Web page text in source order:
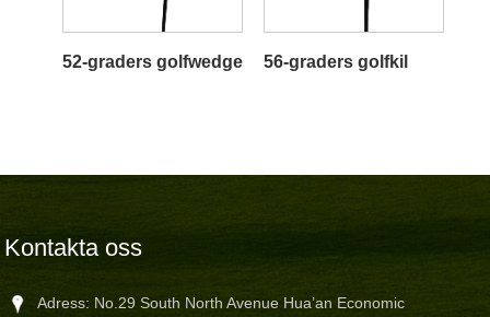
52-graders golfwedge 56-graders golfkil
Kontakta oss
Adress: No.29 South North Avenue Hua’an Economic